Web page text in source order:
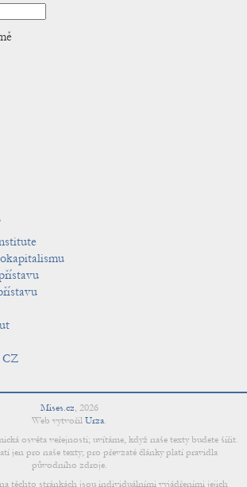
CZ
Mises.cz, 2026
Web vytvořil Urza.
osvěta veřejnosti; uvítáme, když naše texty budete šířit.
jen pro naše texty; pro převzaté články platí pravidla
původního zdroje.
těchto stránkách jsou individuálními vyjádřeními jejich